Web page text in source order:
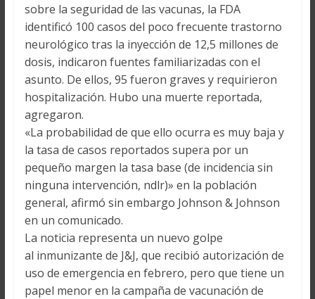
sobre la seguridad de las vacunas, la FDA
identificó 100 casos del poco frecuente trastorno
neurológico tras la inyección de 12,5 millones de
dosis, indicaron fuentes familiarizadas con el
asunto. De ellos, 95 fueron graves y requirieron
hospitalización. Hubo una muerte reportada,
agregaron.
«La probabilidad de que ello ocurra es muy baja y
la tasa de casos reportados supera por un
pequeño margen la tasa base (de incidencia sin
ninguna intervención, ndlr)» en la población
general, afirmó sin embargo Johnson & Johnson
en un comunicado.
La noticia representa un nuevo golpe
al inmunizante de J&J, que recibió autorización de
uso de emergencia en febrero, pero que tiene un
papel menor en la campaña de vacunación de